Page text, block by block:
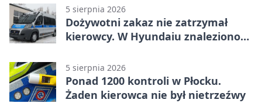
5 sierpnia 2026
Dożywotni zakaz nie zatrzymał
kierowcy. W Hyundaiu znaleziono
5 sierpnia 2026
Ponad 1200 kontroli w Płocku.
Żaden kierowca nie był nietrzeźwy